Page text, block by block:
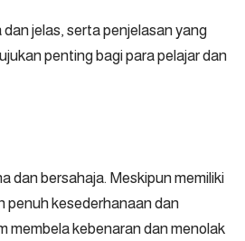
jelas, serta penjelasan yang
penting bagi para pelajar dan
dan bersahaja. Meskipun memiliki
penuh kesederhanaan dan
membela kebenaran dan menolak